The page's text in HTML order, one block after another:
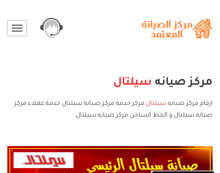
مركز صيانه سيلتال
ارقام مركز صيانه سيلتال مركز خدمة مركز صيانه سيلتال خدمة عملاء مركز
صيانه سيلتال و الخط الساخن مركز صيانه سيلتال.